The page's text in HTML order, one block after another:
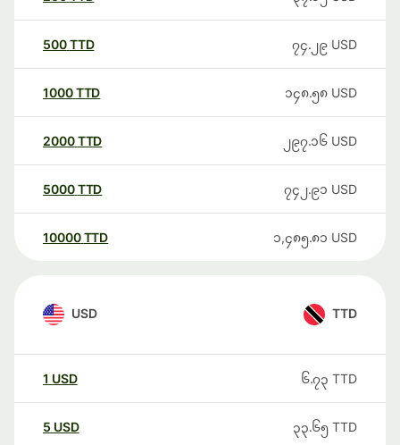
500TTD ၇၄.၂၉ USD
1000TTD ၁၄၈.၅၈ USD
2000TTD ၂၉၇.၁၆ USD
5000TTD ၇၄၂.၉၁ USD
10000 TTD ၁,၄၈၅.၈၁ USD
USD TTD
1 USD ၆.၇၃ TTD
5 USD ၃၃.၆၅ TTD